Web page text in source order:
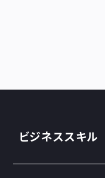
ビジネススキル